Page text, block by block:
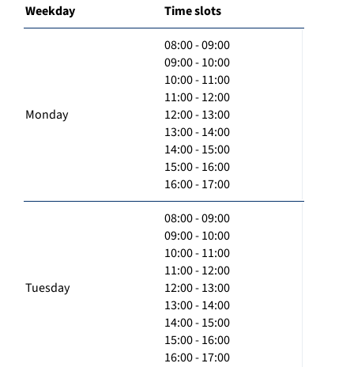
Weekday Time slots
Monday
08:00 - 09:00
09:00 - 10:00
10:00 - 11:00
11:00 - 12:00
12:00 - 13:00
13:00 - 14:00
14:00 - 15:00
15:00 - 16:00
16:00 - 17:00
Tuesday
08:00 - 09:00
09:00 - 10:00
10:00 - 11:00
11:00 - 12:00
12:00 - 13:00
13:00 - 14:00
14:00 - 15:00
15:00 - 16:00
16:00 - 17:00